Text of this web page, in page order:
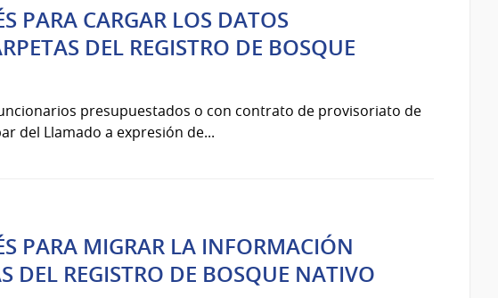
PARA CARGAR LOS DATOS
DEL REGISTRO DE BOSQUE
presupuestados o con contrato de provisoriato de
del Llamado a expresión de...
PARA MIGRAR LA INFORMACIÓN
DEL REGISTRO DE BOSQUE NATIVO